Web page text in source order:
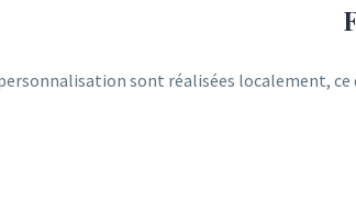
sont réalisées localement, ce